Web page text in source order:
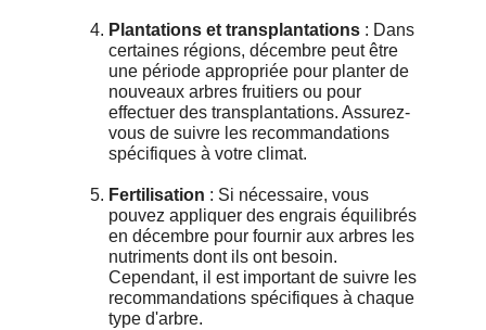
Plantations et transplantations : Dans
certaines régions, décembre peut être
une période appropriée pour planter de
nouveaux arbres fruitiers ou pour
effectuer des transplantations. Assurez-
vous de suivre les recommandations
spécifiques à votre climat.
Fertilisation : Si nécessaire, vous
pouvez appliquer des engrais équilibrés
en décembre pour fournir aux arbres les
nutriments dont ils ont besoin.
Cependant, il est important de suivre les
recommandations spécifiques à chaque
type d'arbre.